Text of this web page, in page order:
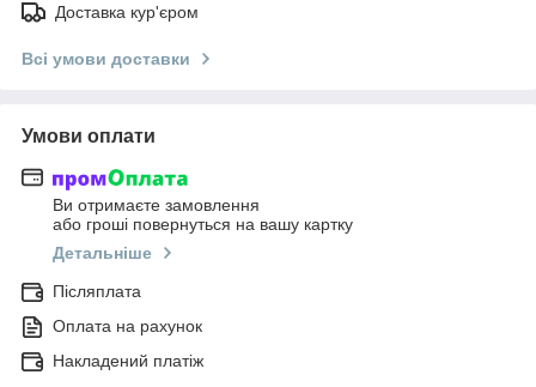
Доставка кур'єром
Всі умови доставки
Умови оплати
Ви отримаєте замовлення
або гроші повернуться на вашу картку
Детальніше
Післяплата
Оплата на рахунок
Накладений платіж